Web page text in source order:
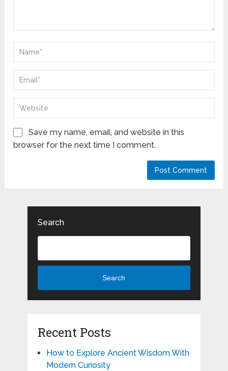
Save my name, email, and website in this
browser for the next time I comment.
Search
Search
Recent Posts
How to Explore Ancient Wisdom With
Modern Curiosity